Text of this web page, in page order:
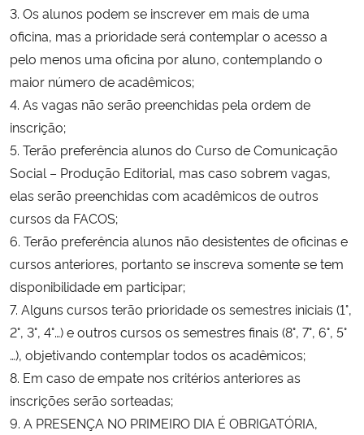
Ministério do Turismo
Ministério do Desenvolvimento Regional
Controladoria-Geral da União
Ministério da Mulher, da Família e dos Direitos Humanos
Secretaria-Geral
Secretaria de Governo
Gabinete de Segurança Institucional
Advocacia-Geral da União
3. Os alunos podem se inscrever em mais de uma
oficina, mas a prioridade será contemplar o acesso a
pelo menos uma oficina por aluno, contemplando o
maior número de acadêmicos;
4. As vagas não serão preenchidas pela ordem de
inscrição;
5. Terão preferência alunos do Curso de Comunicação
Social – Produção Editorial, mas caso sobrem vagas,
elas serão preenchidas com acadêmicos de outros
cursos da FACOS;
6. Terão preferência alunos não desistentes de oficinas e
cursos anteriores, portanto se inscreva somente se tem
disponibilidade em participar;
7. Alguns cursos terão prioridade os semestres iniciais (1°,
2°, 3°, 4°…) e outros cursos os semestres finais (8°, 7°, 6°, 5°
…), objetivando contemplar todos os acadêmicos;
8. Em caso de empate nos critérios anteriores as
inscrições serão sorteadas;
9. A PRESENÇA NO PRIMEIRO DIA É OBRIGATÓRIA,